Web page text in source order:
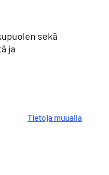
sekä
ja
Tietoja muualla